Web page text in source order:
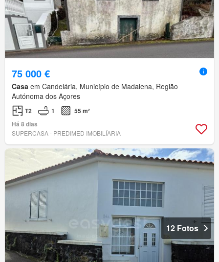
75 000 €
Casa em Candelária, Município de Madalena, Região
Autónoma dos Açores
T2 1
55 m²
Há 8 dias
SUPERCASA - PREDIMED IMOBILÍARIA
12 Fotos